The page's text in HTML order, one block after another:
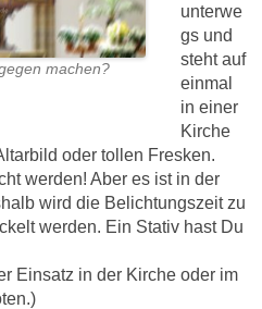
machen?
unterwe
gs und
steht auf
einmal
in einer
Kirche
oder tollen Fresken.
werden! Aber es ist in der
wird die Belichtungszeit zu
werden. Ein Stativ hast Du
Einsatz in der Kirche oder im